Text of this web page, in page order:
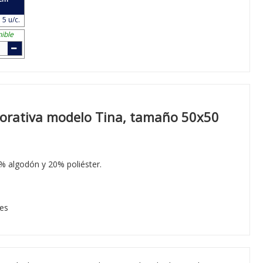
u/c.
modelo Tina, tamaño 50x50
algodón y 20% poliéster.